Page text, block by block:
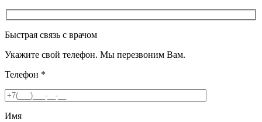
Быстрая связь с врачом
Укажите свой телефон. Мы перезвоним Вам.
Телефон *
Имя